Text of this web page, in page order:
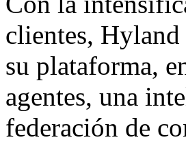
clientes, Hyland
su plataforma,
agentes, una
federación de